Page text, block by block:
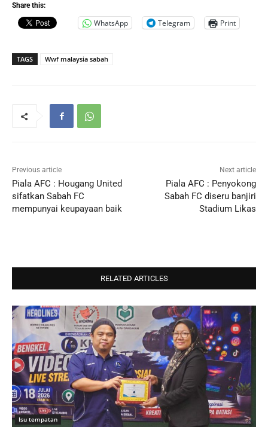
Share this:
WhatsApp Telegram Print
TAGS Wwf malaysia sabah
Previous article
Piala AFC : Hougang United
sifatkan Sabah FC
mempunyai keupayaan baik
Next article
Piala AFC : Penyokong
Sabah FC diseru banjiri
Stadium Likas
RELATED ARTICLES
Isu tempatan